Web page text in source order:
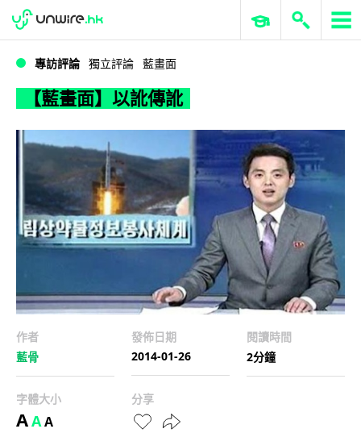
【藍畫面】以訛傳訛
WWDC 2026 ERP 與商業 AI
專訪評論 獨立評論 藍畫面
【藍畫面】以訛傳訛
作者
藍骨
發佈日期
2014-01-26
閱讀時間
2分鐘
字體大小
AAA
分享